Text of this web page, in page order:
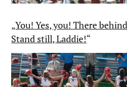
„You! Yes, you! There
Stand still, Laddie!“